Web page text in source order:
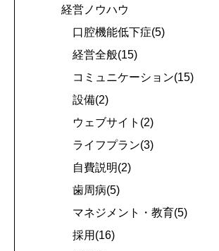
経営ノウハウ
口腔機能低下症(5)
経営全般(15)
コミュニケーション(15)
設備(2)
ウェブサイト(2)
ライフプラン(3)
自費説明(2)
歯周病(5)
マネジメント・教育(5)
採用(16)